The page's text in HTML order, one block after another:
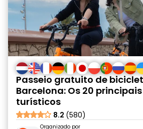
Passeio gratuito de
Barcelona: Os 20
turísticos
8.2 (580)
Organizado por